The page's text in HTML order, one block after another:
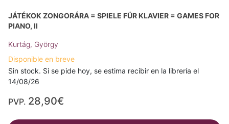
JÁTÉKOK ZONGORÁRA = SPIELE FÜR KLAVIER = GAMES FOR
PIANO, II
Kurtág, György
Disponible en breve
Sin stock. Si se pide hoy, se estima recibir en la librería el
14/08/26
PVP. 28,90€